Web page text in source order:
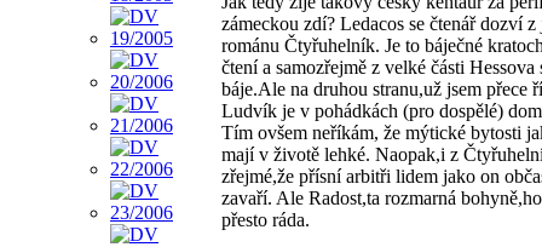
zámeckou zdí? Ledacos se čtenář dozví z
románu Čtyřuhelník. Je to báječné
čtení a samozřejmě z velké části Hessova
báje.Ale na druhou stranu,už jsem přece
Ludvík je v pohádkách (pro dospělé)
Tím ovšem neříkám, že mýtické bytosti
mají v životě lehké. Naopak,i z
zřejmé,že přísní arbitři lidem jako on
zavaří. Ale Radost,ta rozmarná
přesto ráda.